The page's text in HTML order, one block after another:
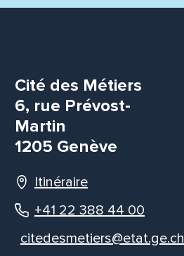
Cité des Métiers
6, rue Prévost-
Martin
1205 Genève
Itinéraire
+41 22 388 44 00
citedesmetiers@etat.ge.ch